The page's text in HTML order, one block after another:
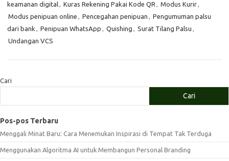
keamanan digital, Kuras Rekening Pakai Kode QR , Modus Kurir,
Modus penipuan online , Pencegahan penipuan , Pengumuman palsu
dari bank , Penipuan WhatsApp , Quishing , Surat Tilang Palsu ,
Undangan VCS
Cari
Cari
Pos-pos Terbaru
Menggali Minat Baru: Cara Menemukan Inspirasi di Tempat Tak Terduga
Menggunakan Algoritma AI untuk Membangun Personal Branding